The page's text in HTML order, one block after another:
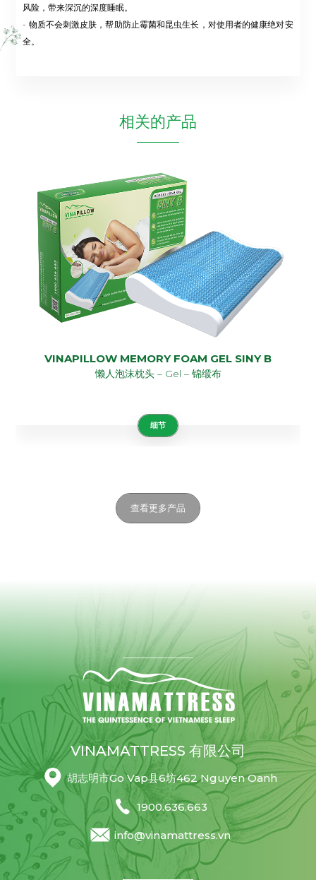
风险，带来深沉的深度睡眠。
- 物质不会刺激皮肤，帮助防止霉菌和昆虫生长，对使用者的健康绝对安
全。
相关的产品
VINAPILLOW MEMORY FOAM GEL SINY B
懒人泡沫枕头 – Gel – 锦缎布
细节
查看更多产品
VINAMATTRESS 有限公司
胡志明市Go Vap县6坊462 Nguyen Oanh
1900.636.663
info@vinamattress.vn